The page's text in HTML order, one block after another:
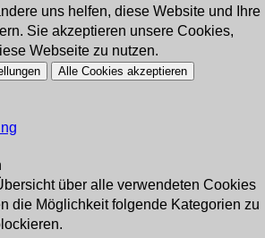
uns helfen, diese Website und Ihre
Sie akzeptieren unsere Cookies,
Webseite zu nutzen.
Alle Cookies akzeptieren
über alle verwendeten Cookies
die Möglichkeit folgende Kategorien zu